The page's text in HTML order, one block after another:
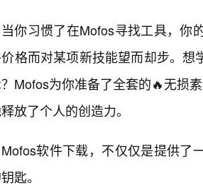
当你习惯了在Mofos寻找工具，你
格而对某项新技能望而却步。
Mofos为你准备了全套的🔥无损
放了个人的创造力。
Mofos软件下载，不仅仅是提供了
匙。